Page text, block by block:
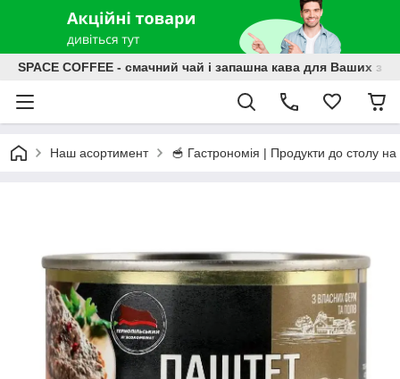
SPACE COFFEE - смачний чай і запашна кава для Ваших
Наш асортимент 🥣 Гастрономія | Продукти до столу